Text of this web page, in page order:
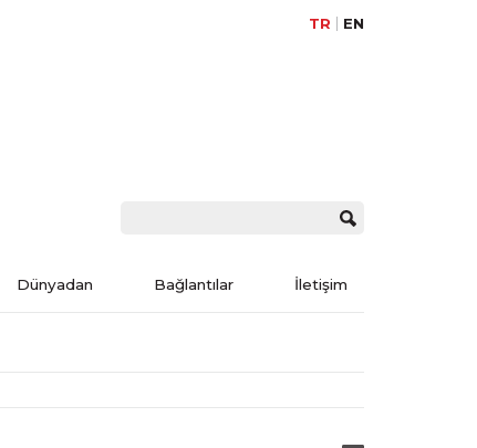
TR EN
Dünyadan Bağlantılar İletişim